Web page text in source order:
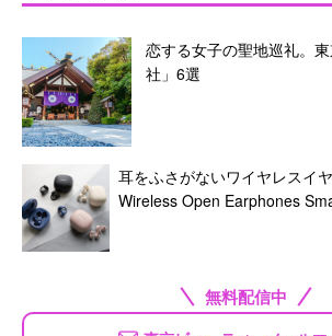
恋する女子の聖地巡礼。
社」6選
耳をふさがないワイヤレスイ
Wireless Open Earphones
無料配信中